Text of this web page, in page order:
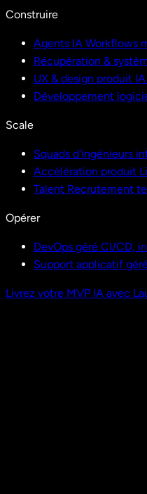
Construire
Agents IA Workflows
Récupération &
UX & design produit IA
Développement
Scale
Squads d'ingénieurs
Accélération produit
Talent Recrutement
Opérer
DevOps géré CI/CD,
Support applicatif
Livrez votre MVP IA avec